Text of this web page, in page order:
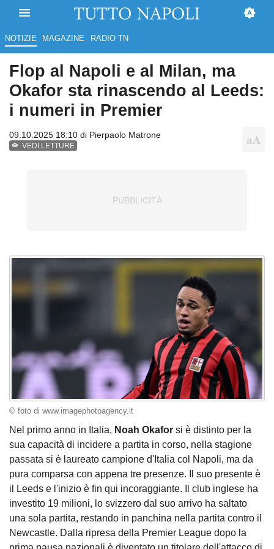
NOTIZIE MAGAZINE RADIO TN
Flop al Napoli e al Milan, ma
Okafor sta rinascendo al Leeds:
i numeri in Premier
09.10.2025 18:10 di Pierpaolo Matrone
VEDI LETTURE
© foto di www.imagephotoagency.it
Nel primo anno in Italia, Noah Okafor si è distinto per la
sua capacità di incidere a partita in corso, nella stagione
passata si è laureato campione d'Italia col Napoli, ma da
pura comparsa con appena tre presenze. Il suo presente è
il Leeds e l'inizio è fin qui incoraggiante. Il club inglese ha
investito 19 milioni, lo svizzero dal suo arrivo ha saltato
una sola partita, restando in panchina nella partita contro il
Newcastle. Dalla ripresa della Premier League dopo la